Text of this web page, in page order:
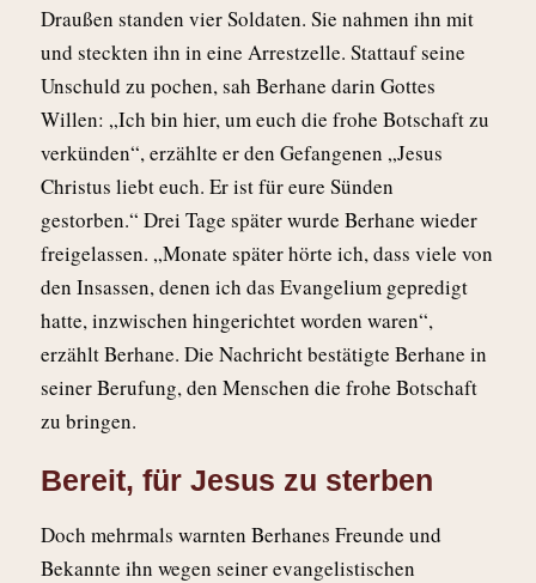
Draußen standen vier Soldaten. Sie nahmen ihn mit
und steckten ihn in eine Arrestzelle. Stattauf seine
Unschuld zu pochen, sah Berhane darin Gottes
Willen: „Ich bin hier, um euch die frohe Botschaft zu
verkünden“, erzählte er den Gefangenen „Jesus
Christus liebt euch. Er ist für eure Sünden
gestorben.“ Drei Tage später wurde Berhane wieder
freigelassen. „Monate später hörte ich, dass viele von
den Insassen, denen ich das Evangelium gepredigt
hatte, inzwischen hingerichtet worden waren“,
erzählt Berhane. Die Nachricht bestätigte Berhane in
seiner Berufung, den Menschen die frohe Botschaft
zu bringen.
Bereit, für Jesus zu sterben
Doch mehrmals warnten Berhanes Freunde und
Bekannte ihn wegen seiner evangelistischen